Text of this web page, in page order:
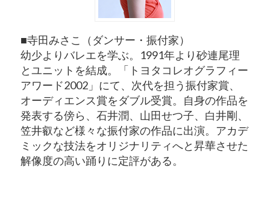
■寺田みさこ（ダンサー・振付家）
幼少よりバレエを学ぶ。1991年より砂連尾理
とユニットを結成。「トヨタコレオグラフィー
アワード2002」にて、次代を担う振付家賞、
オーディエンス賞をダブル受賞。自身の作品を
発表する傍ら、石井潤、山田せつ子、白井剛、
笠井叡など様々な振付家の作品に出演。アカデ
ミックな技法をオリジナリティへと昇華させた
解像度の高い踊りに定評がある。